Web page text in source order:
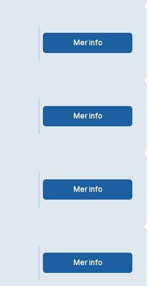
Mer info
Mer info
Mer info
Mer info